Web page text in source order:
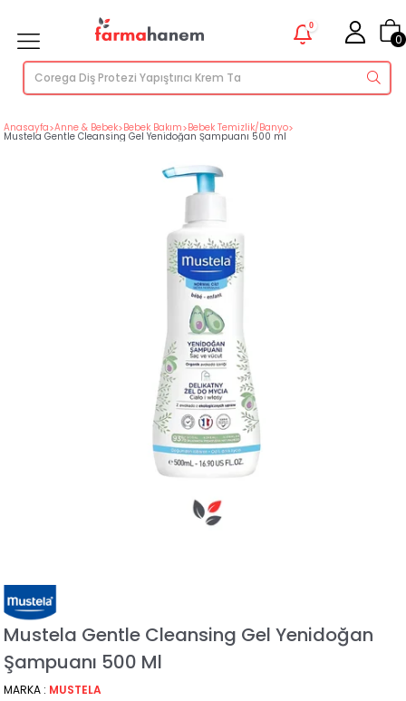
0
0
Anasayfa>Anne & Bebek>Bebek Bakım>Bebek Temizlik/Banyo>
Mustela Gentle Cleansing Gel Yenidoğan Şampuanı 500 ml
Mustela Gentle Cleansing Gel Yenidoğan
Şampuanı 500 Ml
MARKA : MUSTELA